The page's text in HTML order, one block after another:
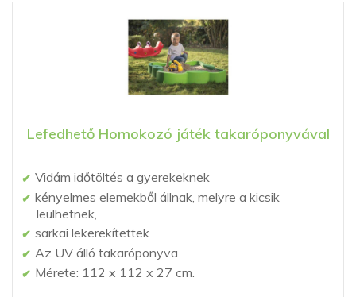
Lefedhető Homokozó játék takaróponyvával
Vidám időtöltés a gyerekeknek
kényelmes elemekből állnak, melyre a kicsik
leülhetnek,
sarkai lekerekítettek
Az UV álló takaróponyva
Mérete: 112 x 112 x 27 cm.